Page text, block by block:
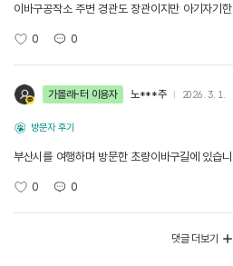
이바구공작소 주변 경관도 장관이지만 아기자기
0 0
가볼래-터 이용자 노***주 2026. 3. 1.
방문자 후기
부산시를 여행하며 방문한 초량이바구길에 있습
0 0
댓글 더보기